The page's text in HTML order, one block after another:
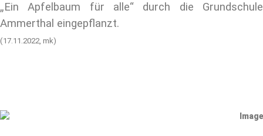
„Ein Apfelbaum für alle“ durch die Grundschule
Ammerthal eingepflanzt.
(17.11.2022, mk)